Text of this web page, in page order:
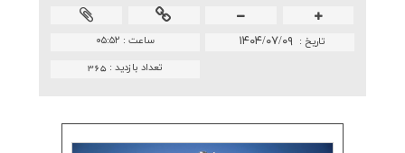
ساعت : ۰۵:۵۲ تاريخ : ۱۴۰۴/۰۷/۰۹
تعداد بازدید :365